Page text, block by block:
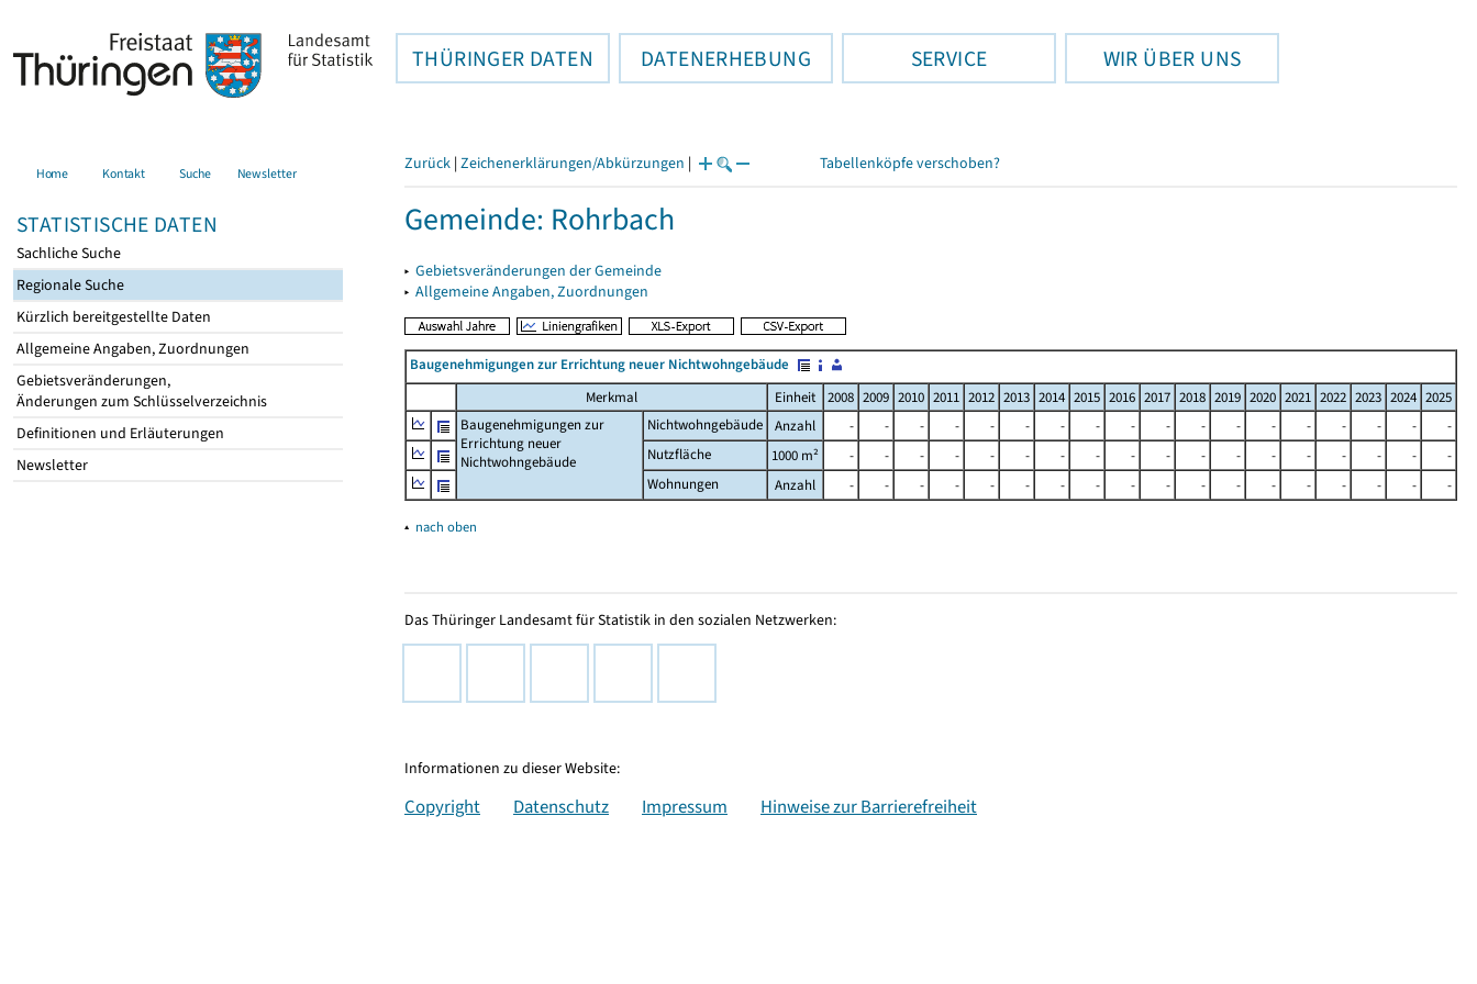
THÜRINGER DATEN DATENERHEBUNG SERVICE WIR ÜBER UNS
Home Kontakt Suche Newsletter
STATISTISCHE DATEN
Sachliche Suche
Regionale Suche
Kürzlich bereitgestellte Daten
Allgemeine Angaben, Zuordnungen
Gebietsveränderungen,
Änderungen zum Schlüsselverzeichnis
Definitionen und Erläuterungen
Newsletter
Zurück | Zeichenerklärungen/Abkürzungen | Tabellenköpfe verschoben?
Gemeinde: Rohrbach
▸ Gebietsveränderungen der Gemeinde
▸ Allgemeine Angaben, Zuordnungen
Baugenehmigungen zur Errichtung neuer Nichtwohngebäude
Merkmal
Einheit 2008 2009 2010 2011 2012 2013 2014 2015 2016 2017 2018 2019 2020 2021 2022 2023 2024 2025
Baugenehmigungen zur
Errichtung neuer
Nichtwohngebäude
Nichtwohngebäude Anzahl - - - - - - - - - - - - - - - - -
-
Nutzfläche
1000 m² - - - - - - - - - - - - - - - - -
-
Wohnungen
Anzahl - - - - - - - - - - - - - - - - - -
▴ nach oben
Das Thüringer Landesamt für Statistik in den sozialen Netzwerken:
Informationen zu dieser Website:
Copyright Datenschutz Impressum Hinweise zur Barrierefreiheit